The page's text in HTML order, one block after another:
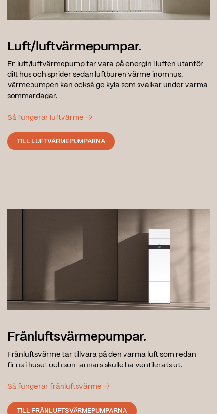
Luft/luftvärmepumpar.
En luft/luftvärmepump tar vara på energin i luften utanför
ditt hus och sprider sedan luftburen värme inomhus.
Värmepumpen kan också ge kyla som svalkar under varma
sommardagar.
Så fungerar luftvärme →
TILL LUFTVÄRMEPUMPARNA
Frånluftsvärmepumpar.
Frånluftsvärme tar tillvara på den varma luft som redan
finns i huset och som annars skulle ha ventilerats ut.
Så fungerar frånluftsvärme →
TILL FRÅNLUFTSVÄRMEPUMPARNA